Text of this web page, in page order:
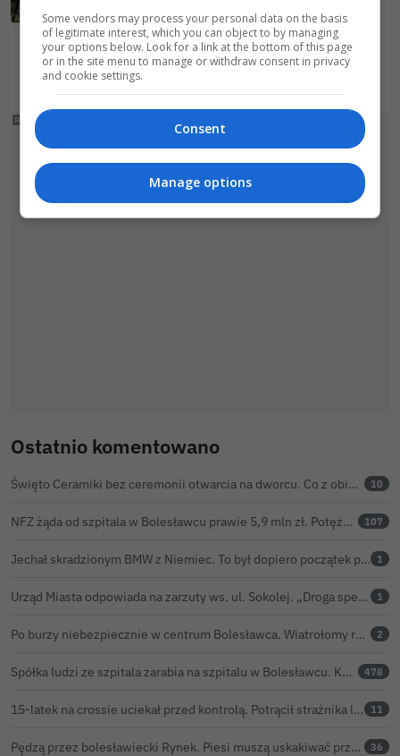
Ostatnio komentowano
Święto Ceramiki bez ceremonii otwarcia na dworcu. Co z obietnicą prezydenta Bolesławca? 10
NFZ żąda od szpitala w Bolesławcu prawie 5,9 mln zł. Potężny cios po kontroli rozliczeń 107
Jechał skradzionym BMW z Niemiec. To był dopiero początek problemów 33-latka 1
Urząd Miasta odpowiada na zarzuty ws. ul. Sokolej. „Droga spełnia wszystkie normy” 1
Po burzy niebezpiecznie w centrum Bolesławca. Wiatrołomy runęły na podwórko 2
Spółka ludzi ze szpitala zarabia na szpitalu w Bolesławcu. Kwoty pozostają tajne 478
15-latek na crossie uciekał przed kontrolą. Potrącił strażnika leśnego, rozbił się o samochód 11
Pędzą przez bolesławiecki Rynek. Piesi muszą uskakiwać przed hulajnogami i rowerami elektrycznymi 36
prawdziwa placówki
« 1 2 3 4 … 23 24 »
Some vendors may process your personal data on the basis
of legitimate interest, which you can object to by managing
your options below. Look for a link at the bottom of this page
or in the site menu to manage or withdraw consent in privacy
and cookie settings.
Consent
Manage options